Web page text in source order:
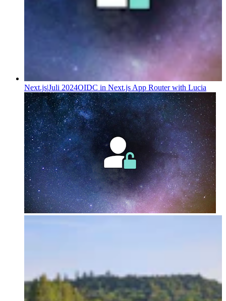
Next.js|Juli 2024OIDC in Next.js App Router with Lucia